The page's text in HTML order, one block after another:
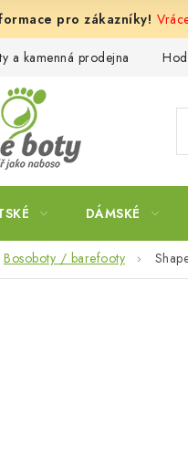
a kamenná prodejna
DÁMSKÉ
Bosoboty / barefooty